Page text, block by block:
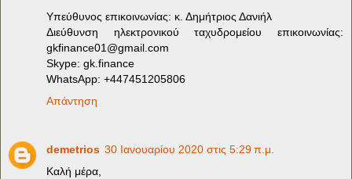
Υπεύθυνος επικοινωνίας: κ. Δημήτριος Δανιήλ
Διεύθυνση ηλεκτρονικού ταχυδρομείου επικοινωνίας:
gkfinance01@gmail.com
Skype: gk.finance
WhatsApp: +447451205806
Απάντηση
demetrios 30 Ιανουαρίου 2020 στις 5:29 π.μ.
Καλή μέρα,